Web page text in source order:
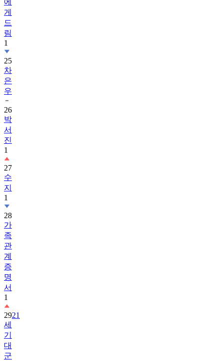
게
드
림
1
25
차
은
우
26
박
서
진
1
27
수
지
1
28
가
족
관
계
증
명
서
1
2921
세
기
대
군